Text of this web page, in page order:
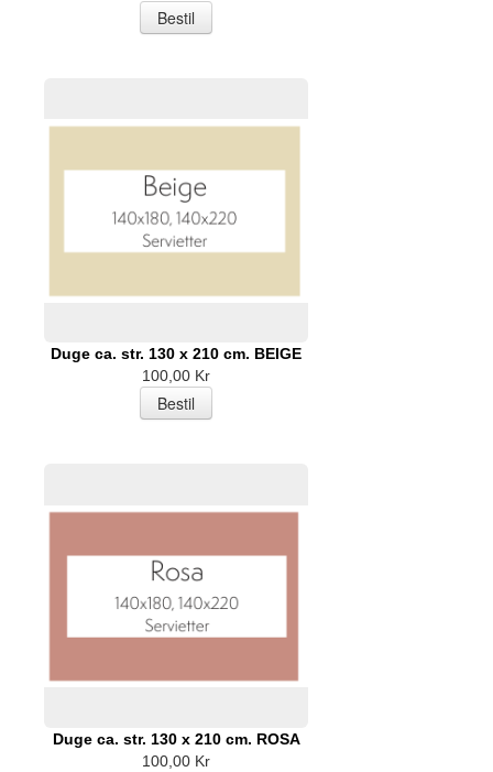
Duge ca. str. 130 x 210 cm. BEIGE
100,00 Kr
Duge ca. str. 130 x 210 cm. ROSA
100,00 Kr